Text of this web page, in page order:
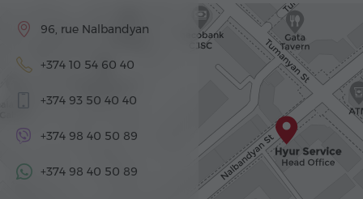
96, rue Nalbandyan
+374 10 54 60 40
+374 93 50 40 40
+374 98 40 50 89
+374 98 40 50 89